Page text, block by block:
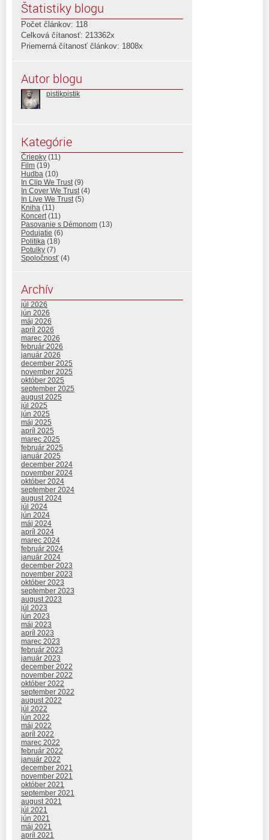
Štatistiky blogu
Počet článkov: 118
Celková čítanosť: 213362x
Priemerná čítanosť článkov: 1808x
Autor blogu
pistikpistik
Kategórie
Čriepky (11)
Film (19)
Hudba (10)
In Clip We Trust (9)
In Cover We Trust (4)
In Live We Trust (5)
Kniha (11)
Koncert (11)
Pasovanie s Démonom (13)
Podujatie (6)
Politika (18)
Potulky (7)
Spoločnosť (4)
Archív
júl 2026
jún 2026
máj 2026
apríl 2026
marec 2026
február 2026
január 2026
december 2025
november 2025
október 2025
september 2025
august 2025
júl 2025
jún 2025
máj 2025
apríl 2025
marec 2025
február 2025
január 2025
december 2024
november 2024
október 2024
september 2024
august 2024
júl 2024
jún 2024
máj 2024
apríl 2024
marec 2024
február 2024
január 2024
december 2023
november 2023
október 2023
september 2023
august 2023
júl 2023
jún 2023
máj 2023
apríl 2023
marec 2023
február 2023
január 2023
december 2022
november 2022
október 2022
september 2022
august 2022
júl 2022
jún 2022
máj 2022
apríl 2022
marec 2022
február 2022
január 2022
december 2021
november 2021
október 2021
september 2021
august 2021
júl 2021
jún 2021
máj 2021
apríl 2021